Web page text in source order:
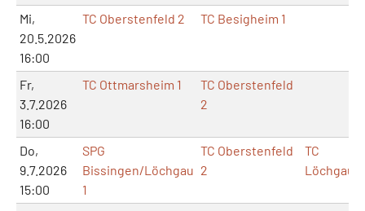
Mi,
20.5.2026
16:00
TC Oberstenfeld 2 TC Besigheim 1
Fr,
3.7.2026
16:00
TC Ottmarsheim 1
TC Oberstenfeld
2
Do,
9.7.2026
15:00
SPG
Bissingen/Löchgau
1
TC Oberstenfeld
2
TC
Löchgau